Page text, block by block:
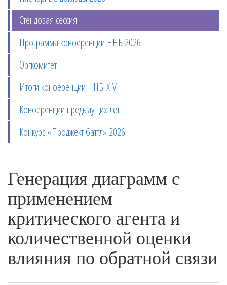
Стендовая сессия
Программа конференции ННБ 2026
Оргкомитет
Итоги конференции ННБ-XIV
Конференции предыдущих лет
Конкурс «Проджект баттл» 2026
Генерация диаграмм с
применением
критического агента и
количественной оценки
влияния по обратной связи